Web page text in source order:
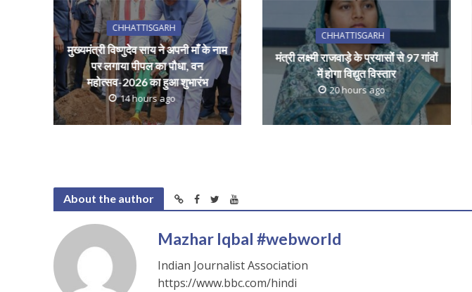
CHHATTISGARH
मुख्यमंत्री विष्णुदेव साय ने अपनी माँ के नाम
पर लगाया पीपल का पौधा, वन
महोत्सव-2026 का हुआ शुभारंभ
14 hours ago
CHHATTISGARH
मंत्री लक्ष्मी राजवाड़े के प्रयासों से 97 गांवों
में होगा विद्युत विस्तार
20 hours ago
About the author
Mazhar Iqbal #webworld
Indian Journalist Association
https://www.bbc.com/hindi